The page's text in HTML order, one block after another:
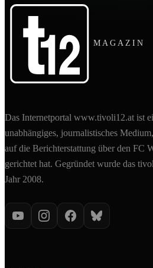
MAGAZIN
Das Internetportal www.tivoli12.at ist
unabhängiges, journalistisches
auf die Berichterstattung über den FC
gerichtet hat. Gegründet wurde das
Jahr 2008.